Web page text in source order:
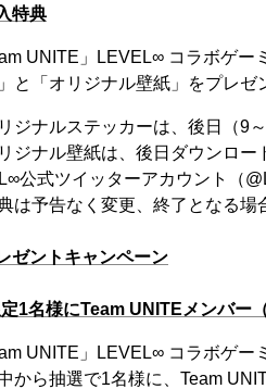
特典
UNITE」LEVEL∞ コラボゲ
と「オリジナル壁紙」をプレゼ
ジナルステッカーは、後日（9
ジナル壁紙は、後日ダウンロー
公式ツイッターアカウント（
は予告なく変更、終了となる場
ゼントキャンペーン
1名様にTeam UNITEメンバー
UNITE」LEVEL∞ コラボゲ
から抽選で1名様に、Team